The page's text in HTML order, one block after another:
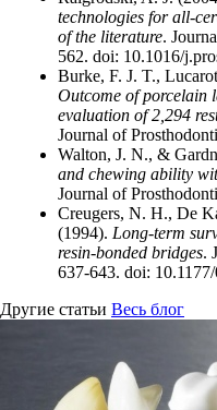
technologies for all-
of the literature.
562. doi: 10.1016/
Burke, F. J. T.,
Outcome of porcelain
evaluation of 2,294
Journal of
Walton, J. N., &
and chewing ability
Journal of
Creugers, N. H., De
(1994). Long-term
resin-bonded bridges.
637-643. doi:
Другие статьи Весь блог